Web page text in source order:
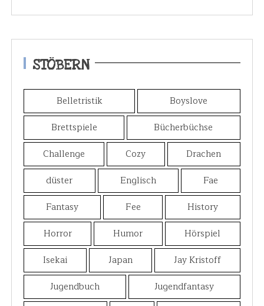
STÖBERN
Belletristik
Boyslove
Brettspiele
Bücherbüchse
Challenge
Cozy
Drachen
düster
Englisch
Fae
Fantasy
Fee
History
Horror
Humor
Hörspiel
Isekai
Japan
Jay Kristoff
Jugendbuch
Jugendfantasy